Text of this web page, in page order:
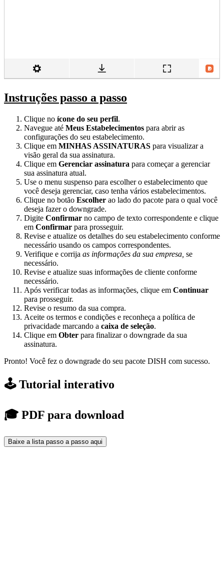
Instruções passo a passo
Clique no ícone do seu perfil.
Navegue até Meus Estabelecimentos para abrir as
configurações do seu estabelecimento.
Clique em MINHAS ASSINATURAS para visualizar a
visão geral da sua assinatura.
Clique em Gerenciar assinatura para começar a gerenciar
sua assinatura atual.
Use o menu suspenso para escolher o estabelecimento que
você deseja gerenciar, caso tenha vários estabelecimentos.
Clique no botão Escolher ao lado do pacote para o qual você
deseja fazer o downgrade.
Digite Confirmar no campo de texto correspondente e clique
em Confirmar para prosseguir.
Revise e atualize os detalhes do seu estabelecimento conforme
necessário usando os campos correspondentes.
Verifique e corrija as informações da sua empresa, se
necessário.
Revise e atualize suas informações de cliente conforme
necessário.
Após verificar todas as informações, clique em Continuar
para prosseguir.
Revise o resumo da sua compra.
Aceite os termos e condições e reconheça a política de
privacidade marcando a caixa de seleção.
Clique em Obter para finalizar o downgrade da sua
assinatura.
Pronto! Você fez o downgrade do seu pacote DISH com sucesso.
🕹️ Tutorial interativo
🎓 PDF para download
Baixe a lista passo a passo aqui